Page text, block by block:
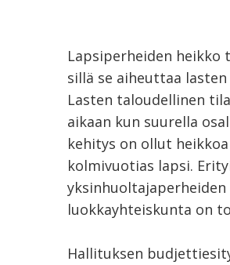
Lapsiperheiden heikko
sillä se aiheuttaa
Lasten taloudellinen
aikaan kun suurella
kehitys on ollut
kolmivuotias lapsi.
luokkayhteiskunta on
Hallituksen